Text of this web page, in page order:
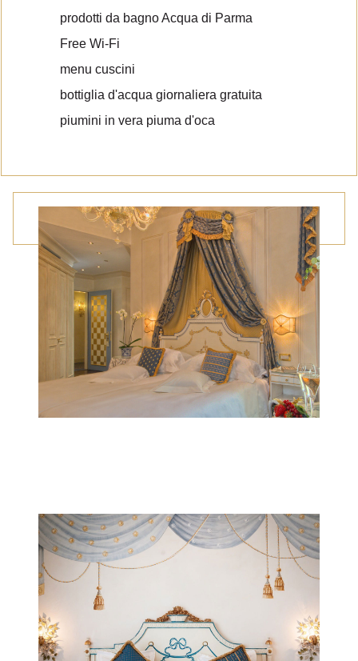
prodotti da bagno Acqua di Parma
Free Wi-Fi
menu cuscini
bottiglia d'acqua giornaliera gratuita
piumini in vera piuma d'oca